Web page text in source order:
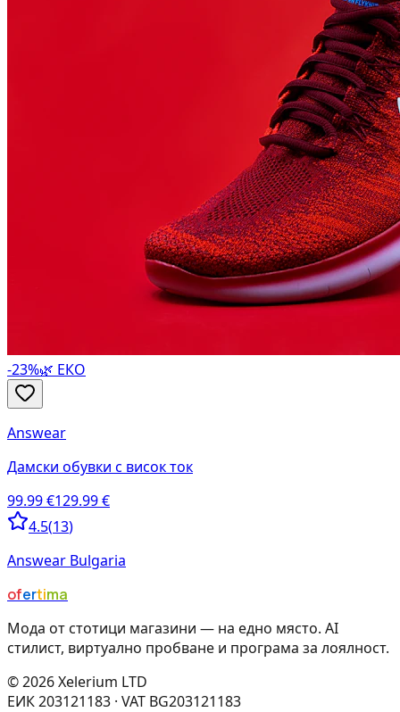
-23%🌿 ЕКО
Answear
Дамски обувки с висок ток
99.99€129.99€
4.5(13)
Answear Bulgaria
ofertima
Мода от стотици магазини — на едно място. AI
стилист, виртуално пробване и програма за лоялност.
© 2026 Xelerium LTD
ЕИК 203121183 · VAT BG203121183